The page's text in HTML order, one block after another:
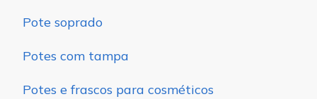
Pote soprado
Potes com tampa
Potes e frascos para cosméticos